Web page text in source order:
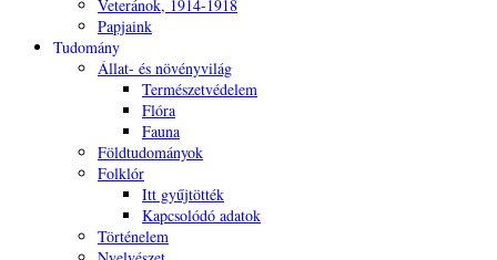
Veteránok, 1914-1918
Papjaink
Tudomány
Állat- és növényvilág
Természetvédelem
Flóra
Fauna
Földtudományok
Folklór
Itt gyűjtötték
Kapcsolódó adatok
Történelem